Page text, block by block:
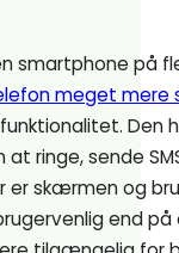
smartphone på
meget mere
Den
ringe, sende
er skærmen og
end på